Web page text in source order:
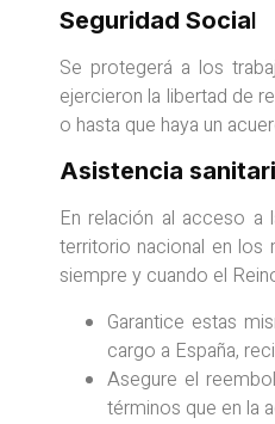
Seguridad Social
Se protegerá a los
ejercieron la libertad de
o hasta que haya un
Asistencia
En relación al acceso a
territorio nacional en los
siempre y cuando el
Garantice estas
cargo a España,
Asegure el
términos que en la